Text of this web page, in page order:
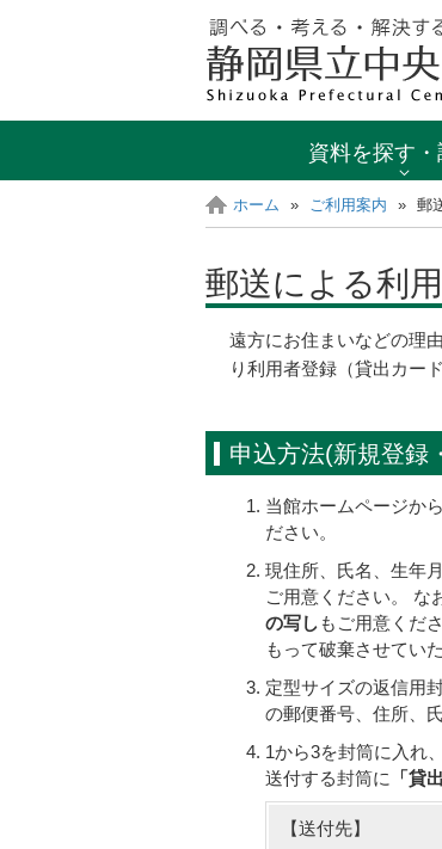
資料を探す・
ホーム » ご利用案内 » 郵
郵送による利
遠方にお住まいなどの理
り利用者登録（貸出カー
申込方法(新規登録
当館ホームページか
ださい。
現住所、氏名、生年
ご用意ください。 な
の写し もご用意くだ
もって破棄させてい
定型サイズの返信用
の郵便番号、住所、
1から3を封筒に入れ
送付する封筒に
「貸
【送付先】